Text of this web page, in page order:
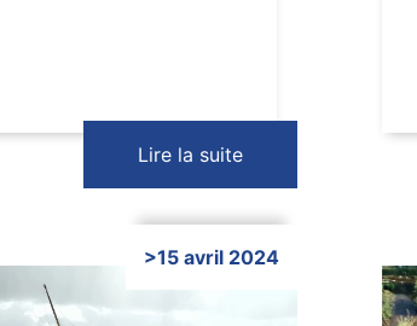
Lire la suite
>15 avril 2024